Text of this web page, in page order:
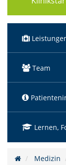
Team
Lernen,
Medizin